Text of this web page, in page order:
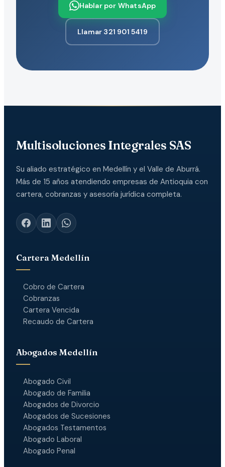
Hablar por WhatsApp
Llamar 321 901 5419
Multisoluciones Integrales SAS
Su aliado estratégico en Medellín y el Valle de Aburrá.
Más de 15 años atendiendo empresas de Antioquia con
cartera, cobranzas y asesoría jurídica completa.
Cartera Medellín
Cobro de Cartera
Cobranzas
Cartera Vencida
Recaudo de Cartera
Abogados Medellín
Abogado Civil
Abogado de Familia
Abogados de Divorcio
Abogados de Sucesiones
Abogados Testamentos
Abogado Laboral
Abogado Penal